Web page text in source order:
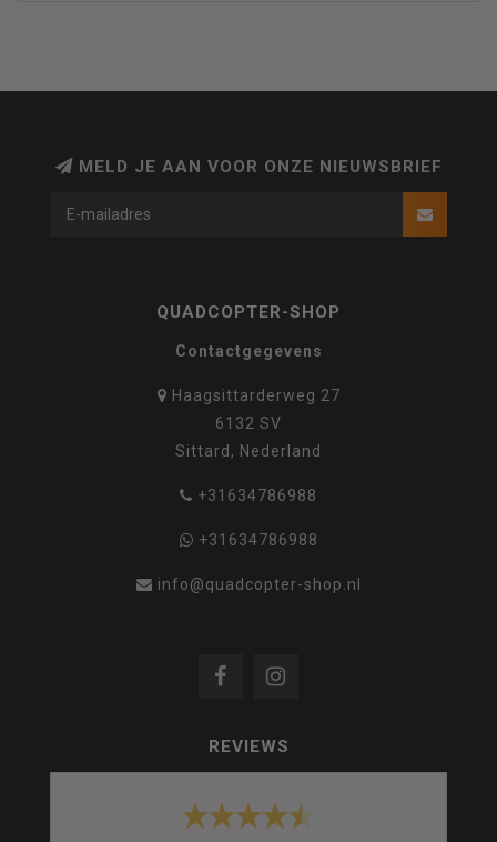
MELD JE AAN VOOR ONZE NIEUWSBRIEF
QUADCOPTER-SHOP
Contactgegevens
Haagsittarderweg 27
6132 SV
Sittard, Nederland
+31634786988
+31634786988
info@quadcopter-shop.nl
REVIEWS